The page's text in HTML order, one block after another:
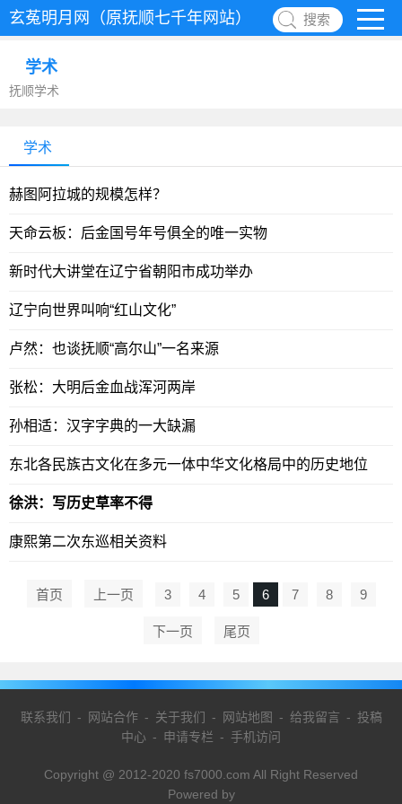
玄菟明月网（原抚顺七千年网站） 搜索
学术
抚顺学术
学术
赫图阿拉城的规模怎样？
天命云板：后金国号年号俱全的唯一实物
新时代大讲堂在辽宁省朝阳市成功举办
辽宁向世界叫响“红山文化”
卢然：也谈抚顺“高尔山”一名来源
张松：大明后金血战浑河两岸
孙相适：汉字字典的一大缺漏
东北各民族古文化在多元一体中华文化格局中的历史地位
徐洪：写历史草率不得
康熙第二次东巡相关资料
首页 上一页 3 4 5 6 7 8 9
下一页 尾页
联系我们 - 网站合作- 关于我们 - 网站地图 - 给我留言 - 投稿
中心 - 申请专栏 - 手机访问
Copyright @ 2012-2020 fs7000.com All Right Reserved
Powered by